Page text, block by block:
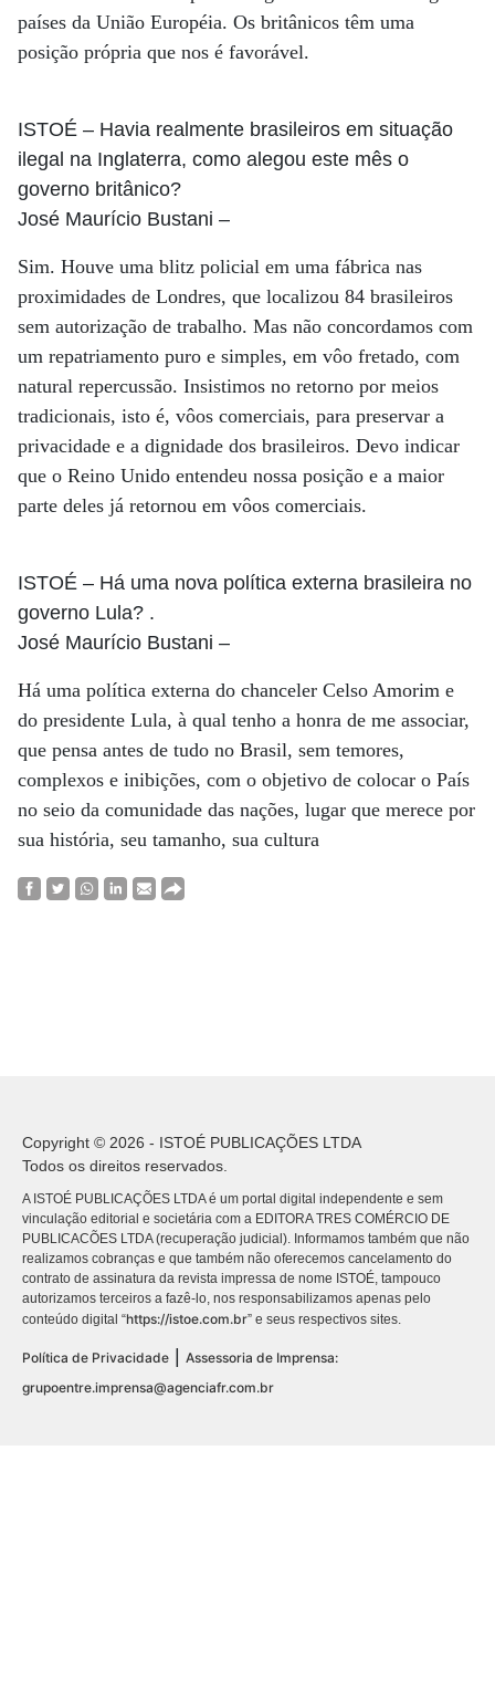
países da União Européia. Os britânicos têm uma
posição própria que nos é favorável.
ISTOÉ – Havia realmente brasileiros em situação
ilegal na Inglaterra, como alegou este mês o
governo britânico?
José Maurício Bustani –
Sim. Houve uma blitz policial em uma fábrica nas
proximidades de Londres, que localizou 84 brasileiros
sem autorização de trabalho. Mas não concordamos com
um repatriamento puro e simples, em vôo fretado, com
natural repercussão. Insistimos no retorno por meios
tradicionais, isto é, vôos comerciais, para preservar a
privacidade e a dignidade dos brasileiros. Devo indicar
que o Reino Unido entendeu nossa posição e a maior
parte deles já retornou em vôos comerciais.
ISTOÉ – Há uma nova política externa brasileira no
governo Lula? .
José Maurício Bustani –
Há uma política externa do chanceler Celso Amorim e
do presidente Lula, à qual tenho a honra de me associar,
que pensa antes de tudo no Brasil, sem temores,
complexos e inibições, com o objetivo de colocar o País
no seio da comunidade das nações, lugar que merece por
sua história, seu tamanho, sua cultura
Copyright © 2026 - ISTOÉ PUBLICAÇÕES LTDA
Todos os direitos reservados.
A ISTOÉ PUBLICAÇÕES LTDA é um portal digital independente e sem
vinculação editorial e societária com a EDITORA TRES COMÉRCIO DE
PUBLICACÕES LTDA (recuperação judicial). Informamos também que não
realizamos cobranças e que também não oferecemos cancelamento do
contrato de assinatura da revista impressa de nome ISTOÉ, tampouco
autorizamos terceiros a fazê-lo, nos responsabilizamos apenas pelo
conteúdo digital “https://istoe.com.br” e seus respectivos sites.
Política de Privacidade
Assessoria de Imprensa:
grupoentre.imprensa@agenciafr.com.br